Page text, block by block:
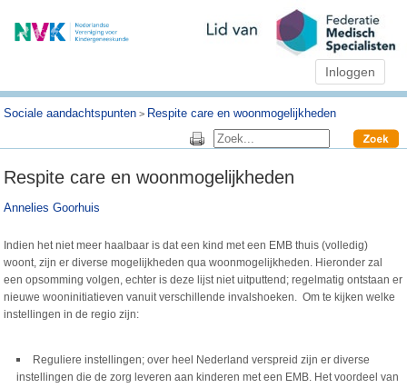
Inloggen
Sociale aandachtspunten > Respite care en woonmogelijkheden
Respite care en woonmogelijkheden
Annelies Goorhuis
Indien het niet meer haalbaar is dat een kind met een EMB thuis (volledig)
woont, zijn er diverse mogelijkheden qua woonmogelijkheden. Hieronder zal
een opsomming volgen, echter is deze lijst niet uitputtend; regelmatig ontstaan er
nieuwe wooninitiatieven vanuit verschillende invalshoeken. Om te kijken welke
instellingen in de regio zijn:
Reguliere instellingen; over heel Nederland verspreid zijn er diverse
instellingen die de zorg leveren aan kinderen met een EMB. Het voordeel van